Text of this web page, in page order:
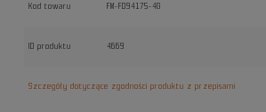
Kod towaru FM-FD94175-4G
ID produktu 4669
Szczegóły dotyczące zgodności produktu z przepisami